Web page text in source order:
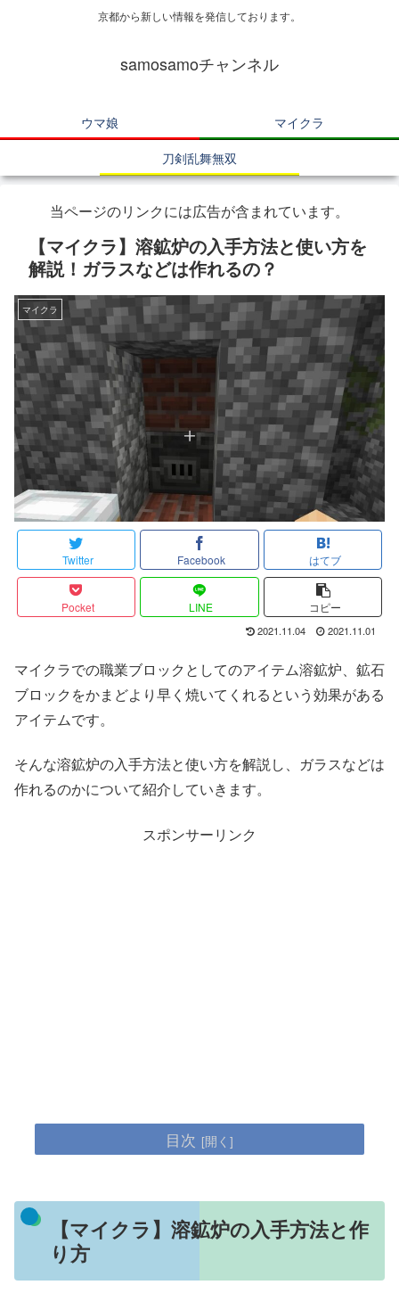
京都から新しい情報を発信しております。
samosamoチャンネル
ウマ娘
マイクラ
刀剣乱舞無双
当ページのリンクには広告が含まれています。
【マイクラ】溶鉱炉の入手方法と使い方を
解説！ガラスなどは作れるの？
マイクラ
Twitter Facebook はてブ
Pocket LINE コピー
2021.11.04 2021.11.01
マイクラでの職業ブロックとしてのアイテム溶鉱炉、鉱石
ブロックをかまどより早く焼いてくれるという効果がある
アイテムです。
そんな溶鉱炉の入手方法と使い方を解説し、ガラスなどは
作れるのかについて紹介していきます。
スポンサーリンク
目次
【マイクラ】溶鉱炉の入手方法と作
り方